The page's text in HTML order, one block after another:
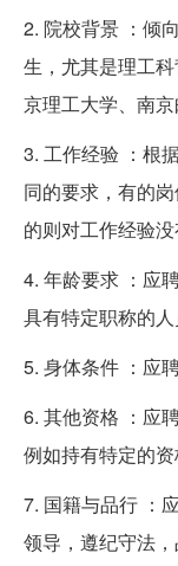
2. 院校背景 ：倾
生，尤其是理工
京理工大学、南京
3. 工作经验 ：根
同的要求，有的
的则对工作经验没
4. 年龄要求 ：应
具有特定职称的人
5. 身体条件 ：应
6. 其他资格 ：应
例如持有特定的资
7. 国籍与品行 ：
领导，遵纪守法，